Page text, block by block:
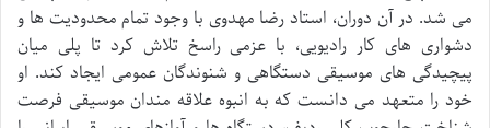
می شد. در آن دوران، استاد رضا مهدوی با وجود تمام محدودیت ها و
دشواری های کار رادیویی، با عزمی راسخ تلاش کرد تا پلی میان
پیچیدگی های موسیقی دستگاهی و شنوندگان عمومی ایجاد کند. او
خود را متعهد می دانست که به انبوه علاقه مندان موسیقی فرصت